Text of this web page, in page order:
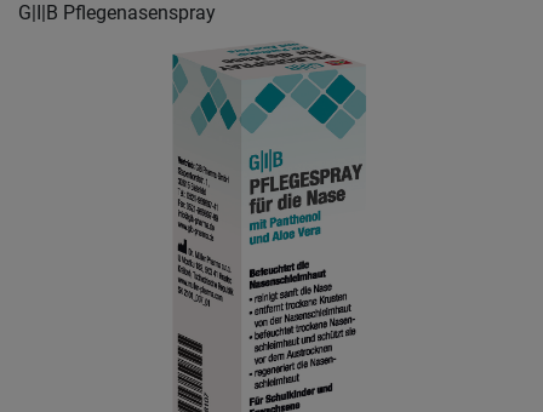
G|I|B Pflegenasenspray